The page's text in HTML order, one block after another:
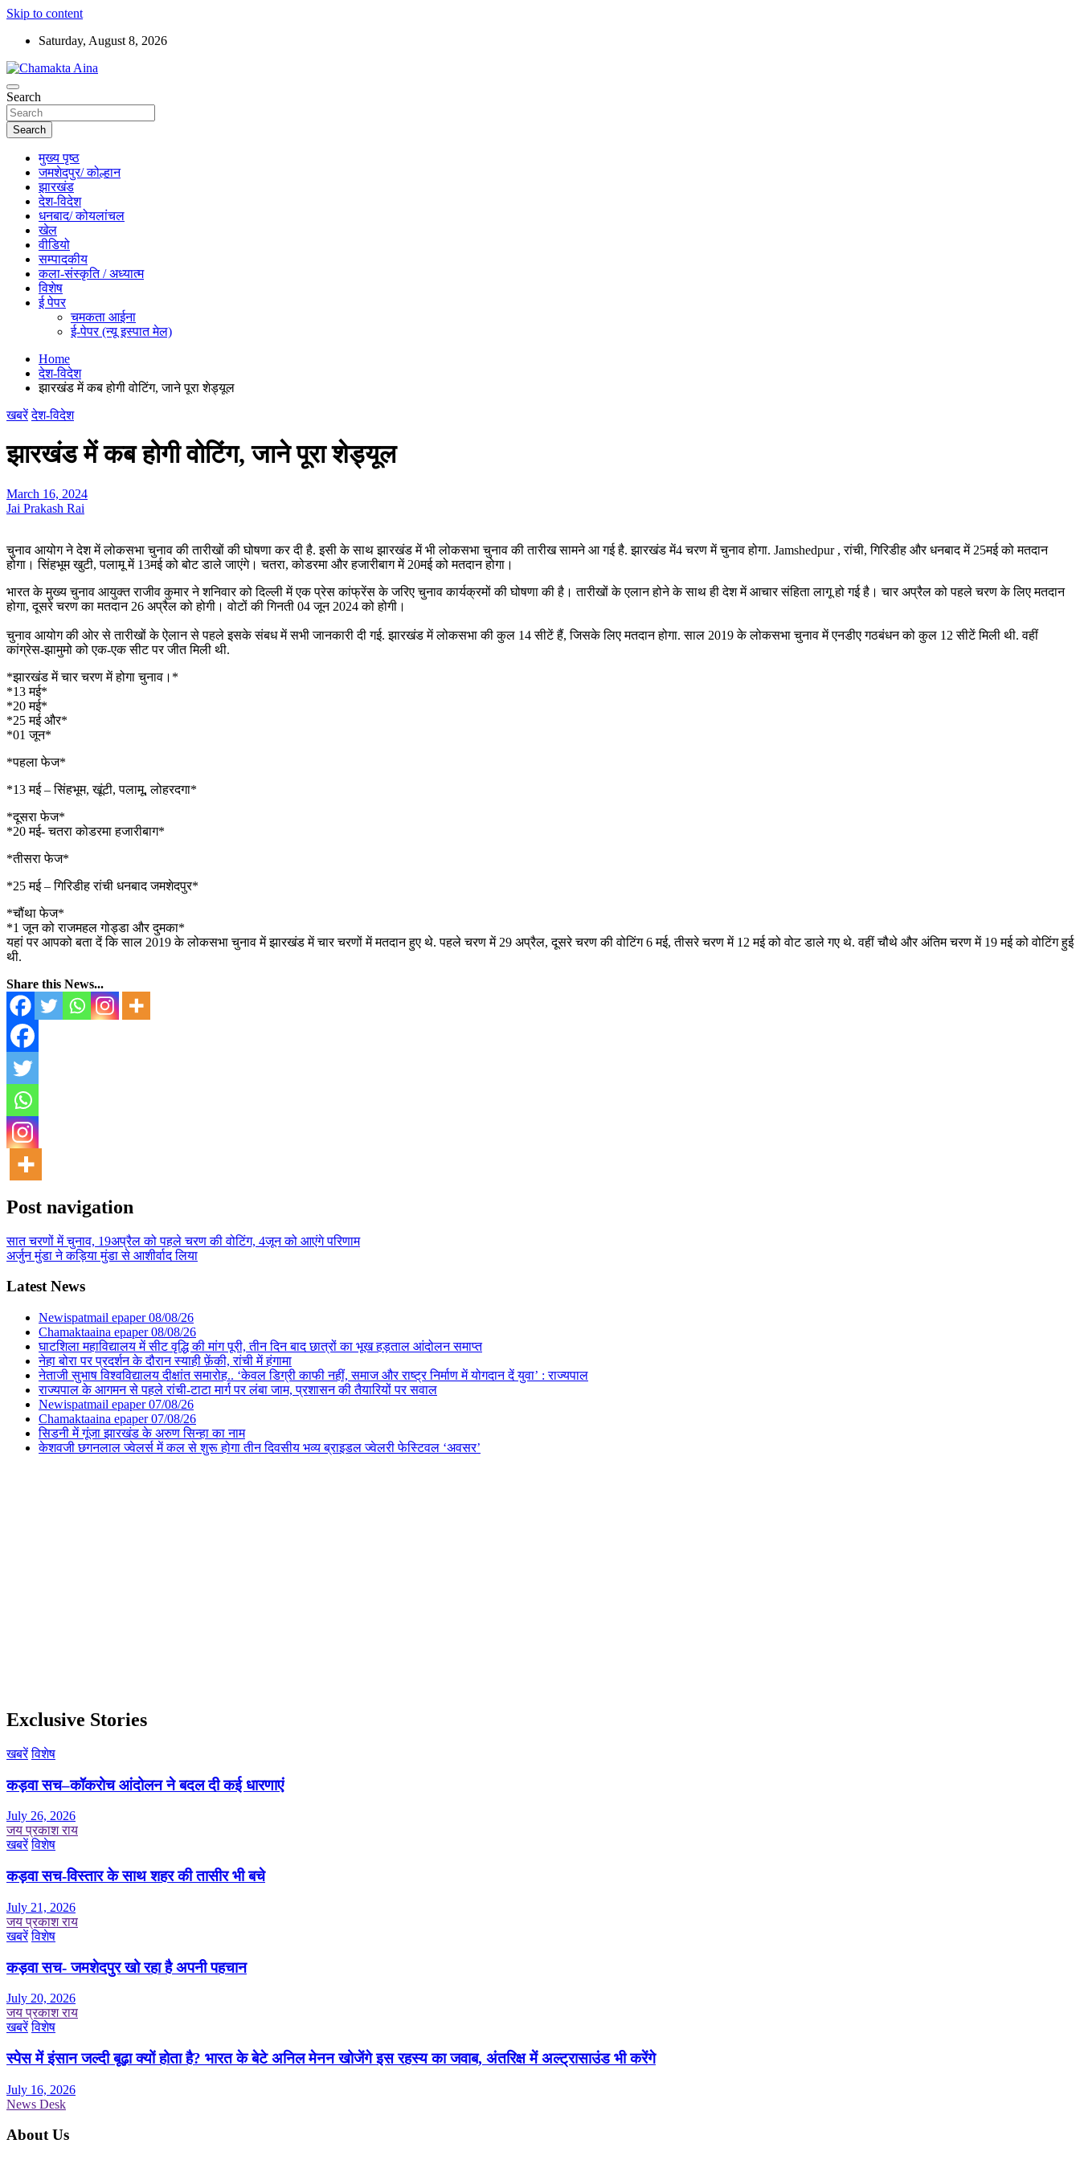
Skip to content
Saturday, August 8, 2026
Chamakta Aina
Hindi News Paper – Jharkhand
Search
Search
मुख्य पृष्ठ
जमशेदपुर/ कोल्हान
झारखंड
देश-विदेश
धनबाद/ कोयलांचल
खेल
वीडियो
सम्पादकीय
कला-संस्कृति / अध्यात्म
विशेष
ई पेपर
चमकता आईना
ई-पेपर (न्यू इस्पात मेल)
Home
देश-विदेश
झारखंड में कब होगी वोटिंग, जाने पूरा शेड्यूल
खबरें देश-विदेश
झारखंड में कब होगी वोटिंग, जाने पूरा शेड्यूल
March 16, 2024
Jai Prakash Rai
चुनाव आयोग ने देश में लोकसभा चुनाव की तारीखों की घोषणा कर दी है. इसी के साथ झारखंड में भी लोकसभा चुनाव की तारीख सामने आ गई है. झारखंड में4 चरण में चुनाव होगा. Jamshedpur , रांची, गिरिडीह और धनबाद में 25मई को मतदान
होगा। सिंहभूम खुटी, पलामू में 13मई को बोट डाले जाएंगे। चतरा, कोडरमा और हजारीबाग में 20मई को मतदान होगा।
भारत के मुख्य चुनाव आयुक्त राजीव कुमार ने शनिवार को दिल्ली में एक प्रेस कांफ्रेंस के जरिए चुनाव कार्यक्रमों की घोषणा की है। तारीखों के एलान होने के साथ ही देश में आचार संहिता लागू हो गई है। चार अप्रैल को पहले चरण के लिए मतदान
होगा, दूसरे चरण का मतदान 26 अप्रैल को होगी। वोटों की गिनती 04 जून 2024 को होगी।
चुनाव आयोग की ओर से तारीखों के ऐलान से पहले इसके संबध में सभी जानकारी दी गई. झारखंड में लोकसभा की कुल 14 सीटें हैं, जिसके लिए मतदान होगा. साल 2019 के लोकसभा चुनाव में एनडीए गठबंधन को कुल 12 सीटें मिली थी. वहीं
कांग्रेस-झामुमो को एक-एक सीट पर जीत मिली थी.
*झारखंड में चार चरण में होगा चुनाव।*
*13 मई*
*20 मई*
*25 मई और*
*01 जून*
*पहला फेज*
*13 मई – सिंहभूम, खूंटी, पलामू, लोहरदगा*
*दूसरा फेज*
*20 मई- चतरा कोडरमा हजारीबाग*
*तीसरा फेज*
*25 मई – गिरिडीह रांची धनबाद जमशेदपुर*
*चौंथा फेज*
*1 जून को राजमहल गोड्डा और दुमका*
यहां पर आपको बता दें कि साल 2019 के लोकसभा चुनाव में झारखंड में चार चरणों में मतदान हुए थे. पहले चरण में 29 अप्रैल, दूसरे चरण की वोटिंग 6 मई, तीसरे चरण में 12 मई को वोट डाले गए थे. वहीं चौथे और अंतिम चरण में 19 मई को वोटिंग हुई
थी.
Share this News...
Post navigation
सात चरणों में चुनाव, 19अप्रैल को पहले चरण की वोटिंग, 4जून को आएंगे परिणाम
अर्जुन मुंडा ने कड़िया मुंडा से आशीर्वाद लिया
Latest News
Newispatmail epaper 08/08/26
Chamaktaaina epaper 08/08/26
घाटशिला महाविद्यालय में सीट वृद्धि की मांग पूरी, तीन दिन बाद छात्रों का भूख हड़ताल आंदोलन समाप्त
नेहा बोरा पर प्रदर्शन के दौरान स्याही फ़ेंकी, रांची में हंगामा
नेताजी सुभाष विश्वविद्यालय दीक्षांत समारोह.. ‘केवल डिग्री काफी नहीं, समाज और राष्ट्र निर्माण में योगदान दें युवा’ : राज्यपाल
राज्यपाल के आगमन से पहले रांची-टाटा मार्ग पर लंबा जाम, प्रशासन की तैयारियों पर सवाल
Newispatmail epaper 07/08/26
Chamaktaaina epaper 07/08/26
सिडनी में गूंजा झारखंड के अरुण सिन्हा का नाम
केशवजी छगनलाल ज्वेलर्स में कल से शुरू होगा तीन दिवसीय भव्य ब्राइडल ज्वेलरी फेस्टिवल ‘अवसर’
Exclusive Stories
खबरें विशेष
कड़वा सच–कॉकरोच आंदोलन ने बदल दी कई धारणाएं
July 26, 2026
जय प्रकाश राय
खबरें विशेष
कड़वा सच-विस्तार के साथ शहर की तासीर भी बचे
July 21, 2026
जय प्रकाश राय
खबरें विशेष
कड़वा सच- जमशेदपुर खो रहा है अपनी पहचान
July 20, 2026
जय प्रकाश राय
खबरें विशेष
स्पेस में इंसान जल्दी बूढ़ा क्यों होता है? भारत के बेटे अनिल मेनन खोजेंगे इस रहस्य का जवाब, अंतरिक्ष में अल्ट्रासाउंड भी करेंगे
July 16, 2026
News Desk
About Us